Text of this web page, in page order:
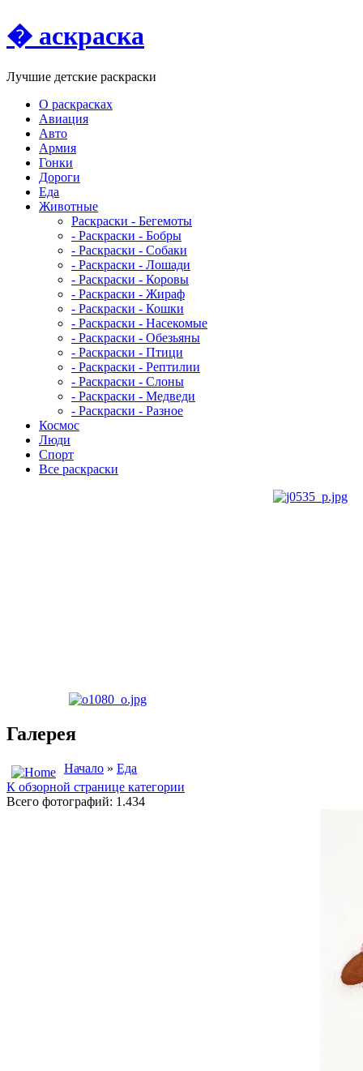
� аскраска
Лучшие детские раскраски
О раскрасках
Авиация
Авто
Армия
Гонки
Дороги
Еда
Животныe
Раскраски - Бегемоты
- Раскраски - Бобры
- Раскраски - Собаки
- Раскраски - Лошади
- Раскраски - Коровы
- Раскраски - Жираф
- Раскраски - Кошки
- Раскраски - Насекомые
- Раскраски - Обезьяны
- Раскраски - Птици
- Раскраски - Рептилии
- Раскраски - Слоны
- Раскраски - Медведи
- Раскраски - Разное
Космос
Люди
Спорт
Все раскраски
Галерея
Начало » Еда
К обзорной странице категории
Всего фотографий: 1.434